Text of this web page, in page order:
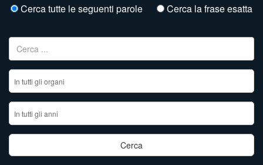
Cerca tutte le seguenti parole Cerca la frase esatta
Ricerca per: